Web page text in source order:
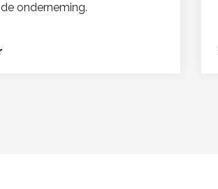
onderneming.